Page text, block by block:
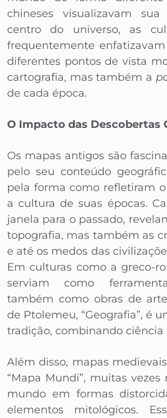
chineses visualizavam
centro do universo, as
frequentemente
diferentes pontos de vista
cartografia, mas também a
de cada época.
O Impacto das Descobertas
Os mapas antigos são
pelo seu conteúdo
pela forma como refletiram
a cultura de suas épocas.
janela para o passado,
topografia, mas também as
e até os medos das
Em culturas como a greco-
serviam como
também como obras de
de Ptolemeu, “Geografia”, é
tradição, combinando ciência
Além disso, mapas
“Mapa Mundi”, muitas
mundo em formas
elementos mitológicos.